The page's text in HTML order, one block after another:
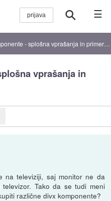
☰
- splošna vprašanja in primerjave
vprašanja in
na televiziji, saj monitor ne da
Tako da se tudi meni
različne divx komponente?